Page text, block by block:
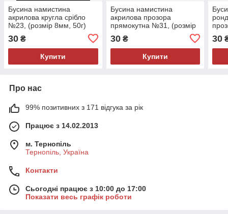
Бусина намистина
акрилова кругла срібло
№23, (розмір 8мм, 50г)
отвору)
30 ₴
Купити
Бусина намистина
акрилова прозора
прямокутна №31, (розмір
30₴
Купити
30
Про нас
99% позитивних з 171 відгука за рік
Працює з 14.02.2013
м. Тернопіль
Тернопіль, Україна
Контакти
Сьогодні працює з 10:00 до 17:00
Показати весь графік роботи